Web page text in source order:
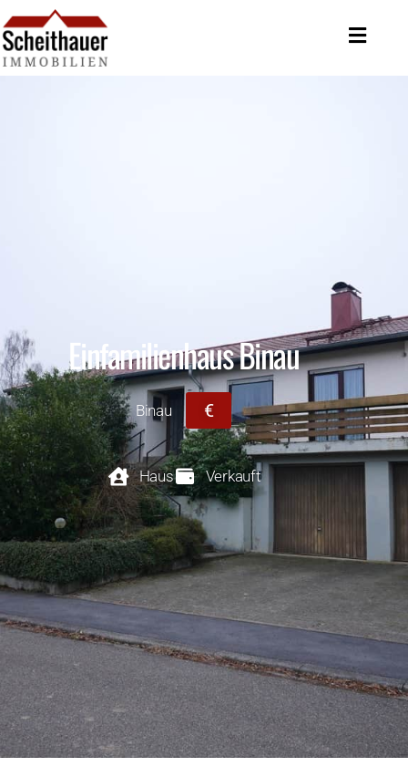
Einfamilienhaus Binau
Binau €
Haus Verkauft